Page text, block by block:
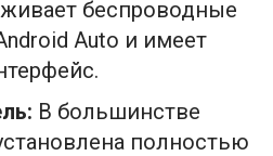
беспроводные
Auto и имеет
В большинстве
полностью